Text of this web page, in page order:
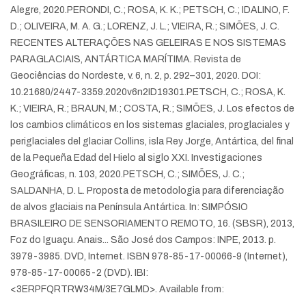
Alegre, 2020. PERONDI, C.; ROSA, K. K.; PETSCH, C.; IDALINO, F.
D.; OLIVEIRA, M. A. G.; LORENZ, J. L.; VIEIRA, R.; SIMÕES, J. C.
RECENTES ALTERAÇÕES NAS GELEIRAS E NOS SISTEMAS
PARAGLACIAIS, ANTÁRTICA MARÍTIMA. Revista de
Geociências do Nordeste, v. 6, n. 2, p. 292–301, 2020. DOI:
10.21680/2447-3359.2020v6n2ID19301. PETSCH, C.; ROSA, K.
K.; VIEIRA, R.; BRAUN, M.; COSTA, R.; SIMÕES, J. Los efectos de
los cambios climáticos en los sistemas glaciales, proglaciales y
periglaciales del glaciar Collins, isla Rey Jorge, Antártica, del final
de la Pequeña Edad del Hielo al siglo XXI. Investigaciones
Geográficas, n. 103, 2020. PETSCH, C.; SIMÕES, J. C.;
SALDANHA, D. L. Proposta de metodologia para diferenciação
de alvos glaciais na Península Antártica. In: SIMPÓSIO
BRASILEIRO DE SENSORIAMENTO REMOTO, 16. (SBSR), 2013,
Foz do Iguaçu. Anais... São José dos Campos: INPE, 2013. p.
3979-3985. DVD, Internet. ISBN 978-85-17-00066-9 (Internet),
978-85-17-00065-2 (DVD). IBI:
<3ERPFQRTRW34M/3E7GLMD>. Available from: